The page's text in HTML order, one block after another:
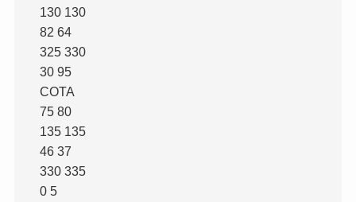
130 130
82 64
325 330
30 95
COTA
75 80
135 135
46 37
330 335
0 5